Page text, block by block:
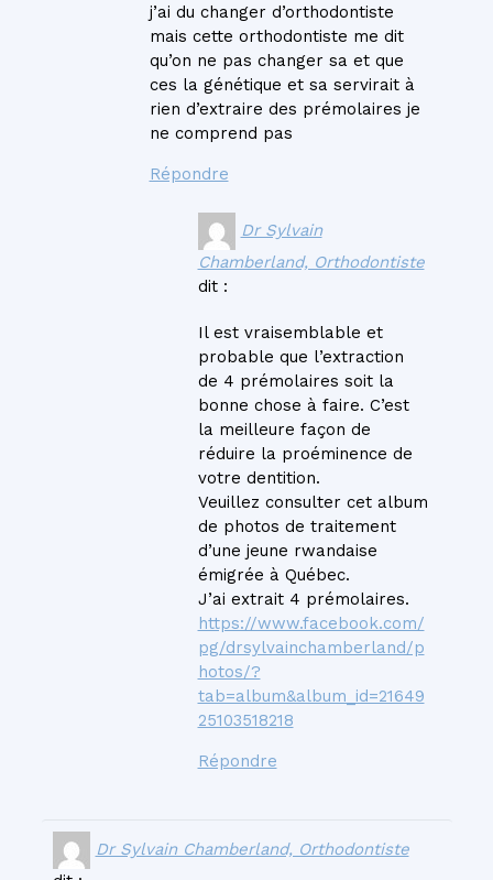
j’ai du changer d’orthodontiste
mais cette orthodontiste me dit
qu’on ne pas changer sa et que
ces la génétique et sa servirait à
rien d’extraire des prémolaires je
ne comprend pas
Répondre
Dr Sylvain
Chamberland, Orthodontiste
dit :
Il est vraisemblable et
probable que l’extraction
de 4 prémolaires soit la
bonne chose à faire. C’est
la meilleure façon de
réduire la proéminence de
votre dentition.
Veuillez consulter cet album
de photos de traitement
d’une jeune rwandaise
émigrée à Québec.
J’ai extrait 4 prémolaires.
https://www.facebook.com/
pg/drsylvainchamberland/p
hotos/?
tab=album&album_id=21649
25103518218
Répondre
Dr Sylvain Chamberland, Orthodontiste